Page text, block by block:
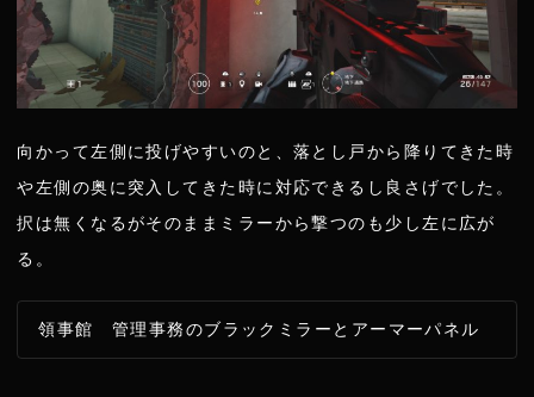
向かって左側に投げやすいのと、落とし戸から降りてきた時
や左側の奥に突入してきた時に対応できるし良さげでした。
択は無くなるがそのままミラーから撃つのも少し左に広が
る。
領事館 管理事務のブラックミラーとアーマーパネル